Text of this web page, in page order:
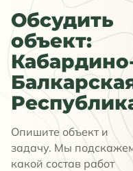
Обсудить
объект:
Опишите объект и
задачу. Мы
какой состав работ